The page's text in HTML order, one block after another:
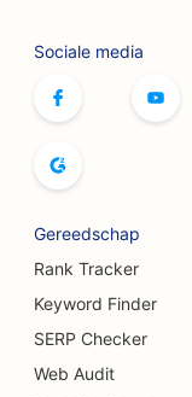
SEO voor
SEO voor
SEO voor
SEO voor
Sociale media
Gereedschap
Rank Tracker
Keyword Finder
SERP Checker
Web Audit